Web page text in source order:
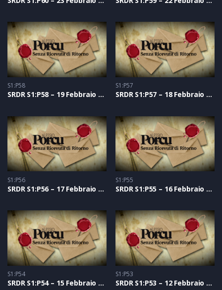
S1:P58
SRDR S1:P58 – 19 Febbraio 2021
S1:P57
SRDR S1:P57 – 18 Febbraio 2021
S1:P56
SRDR S1:P56 – 17 Febbraio 2021
S1:P55
SRDR S1:P55 – 16 Febbraio 2021
S1:P54
SRDR S1:P54 – 15 Febbraio 2021
S1:P53
SRDR S1:P53 – 12 Febbraio 2021